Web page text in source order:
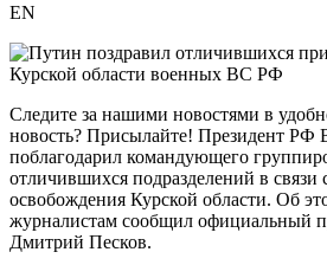
EN
Следите за нашими новостями в
новость? Присылайте! Президент РФ
поблагодарил командующего
отличившихся подразделений в связи
освобождения Курской области. Об
журналистам сообщил официальный
Дмитрий Песков.